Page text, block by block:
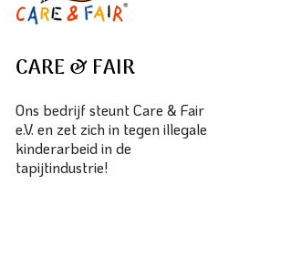
CARE & FAIR
Ons bedrijf steunt Care & Fair
e.V. en zet zich in tegen illegale
kinderarbeid in de
tapijtindustrie!